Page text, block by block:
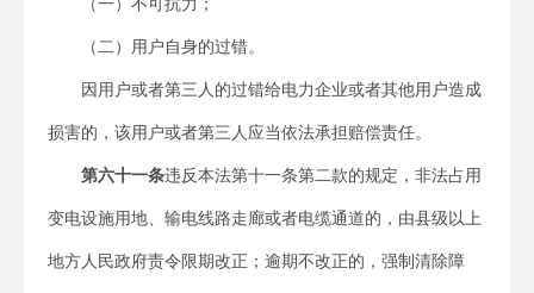
（一）不可抗力；
（二）用户自身的过错。
因用户或者第三人的过错给电力企业或者其他用户造成
损害的，该用户或者第三人应当依法承担赔偿责任。
第六十一条违反本法第十一条第二款的规定，非法占用
变电设施用地、输电线路走廊或者电缆通道的，由县级以上
地方人民政府责令限期改正；逾期不改正的，强制清除障